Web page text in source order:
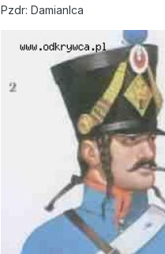
Pzdr: Damianlca